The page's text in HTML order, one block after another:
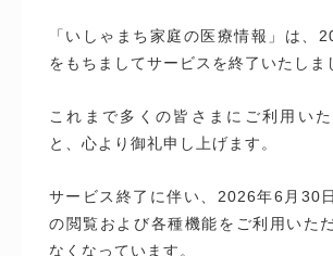
「いしゃまち家庭の医療情報」は、
をもちましてサービスを終了いたしま
これまで多くの皆さまにご利用い
と、心より御礼申し上げます。
サービス終了に伴い、2026年6月30
の閲覧および各種機能をご利用いた
なくなっています。